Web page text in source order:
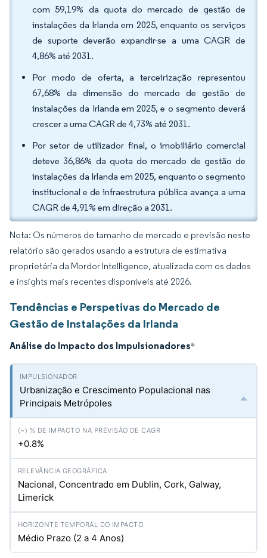
com 59,19% da quota do mercado de gestão de
instalações da Irlanda em 2025, enquanto os serviços
de suporte deverão expandir-se a uma CAGR de
4,86% até 2031.
Por modo de oferta, a terceirização representou
67,68% da dimensão do mercado de gestão de
instalações da Irlanda em 2025, e o segmento deverá
crescer a uma CAGR de 4,73% até 2031.
Por setor de utilizador final, o imobiliário comercial
deteve 36,86% da quota do mercado de gestão de
instalações da Irlanda em 2025, enquanto o segmento
institucional e de infraestrutura pública avança a uma
CAGR de 4,91% em direção a 2031.
Nota: Os números de tamanho de mercado e previsão neste
relatório são gerados usando a estrutura de estimativa
proprietária da Mordor Intelligence, atualizada com os dados
e insights mais recentes disponíveis até 2026.
Tendências e Perspetivas do Mercado de
Gestão de Instalações da Irlanda
Análise do Impacto dos Impulsionadores*
Urbanização e Crescimento Populacional nas
Principais Metrópoles
+0.8%
Nacional, Concentrado em Dublin, Cork, Galway,
Limerick
Médio Prazo (2 a 4 Anos)